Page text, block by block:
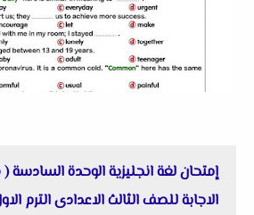
الاجابة للصف الثالث الاعدادى الترم